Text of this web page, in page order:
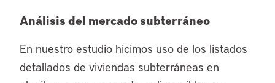
Análisis del mercado subterráneo
En nuestro estudio hicimos uso de los listados
detallados de viviendas subterráneas en